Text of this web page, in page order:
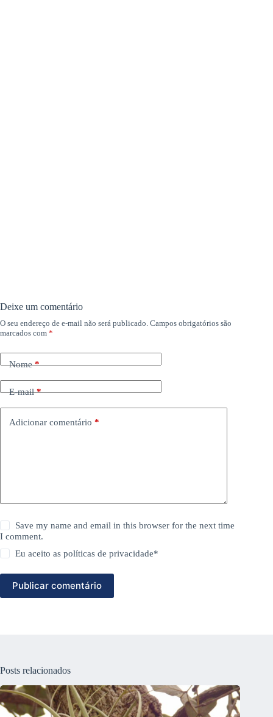
Deixe um comentário
O seu endereço de e-mail não será publicado. Campos obrigatórios são
marcados com *
Nome*
E-mail*
Adicionar comentário *
Save my name and email in this browser for the next time
I comment.
Eu aceito aspolíticas de privacidade*
Publicar comentário
Posts relacionados